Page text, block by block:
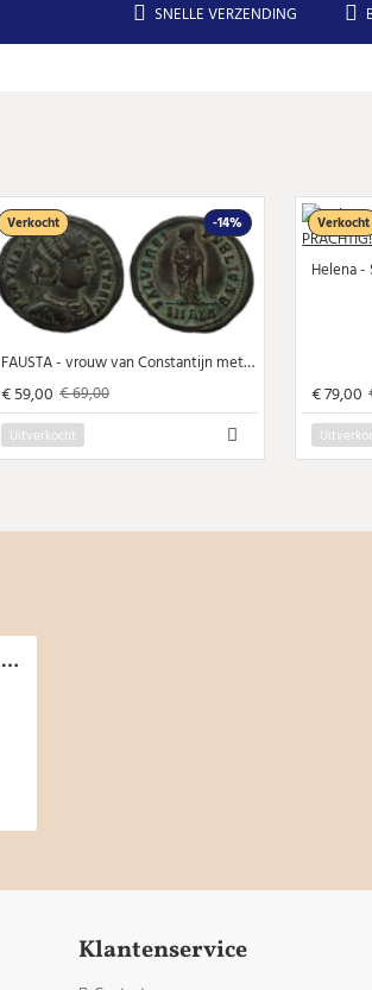
SNELLE VERZENDING
-14%
Verkocht
FAUSTA - vrouw van Constantijn met Constantijn II en Constantius II (AP2468)
€ 59,00 € 69,00
Uitverkocht
Verkocht
€ 79,00
Lucius Verus - overwinning op de Parthen denarius (D23117)
Klantenservice